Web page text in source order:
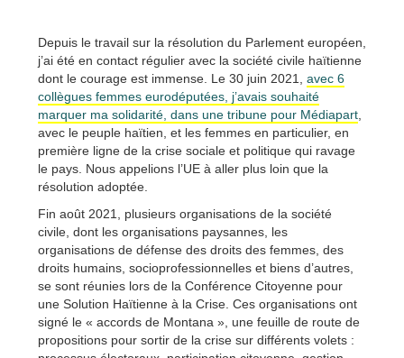
Depuis le travail sur la résolution du Parlement européen,
j’ai été en contact régulier avec la société civile haïtienne
dont le courage est immense. Le 30 juin 2021, avec 6
collègues femmes eurodéputées, j’avais souhaité
marquer ma solidarité, dans une tribune pour Médiapart,
avec le peuple haïtien, et les femmes en particulier, en
première ligne de la crise sociale et politique qui ravage
le pays. Nous appelions l’UE à aller plus loin que la
résolution adoptée.
Fin août 2021, plusieurs organisations de la société
civile, dont les organisations paysannes, les
organisations de défense des droits des femmes, des
droits humains, socioprofessionnelles et biens d’autres,
se sont réunies lors de la Conférence Citoyenne pour
une Solution Haïtienne à la Crise. Ces organisations ont
signé le « accords de Montana », une feuille de route de
propositions pour sortir de la crise sur différents volets :